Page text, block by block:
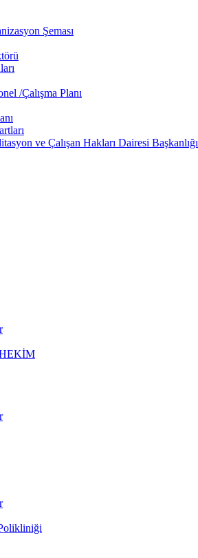
Şeması
/Çalışma Planı
ve Çalışan Hakları Dairesi Başkanlığı